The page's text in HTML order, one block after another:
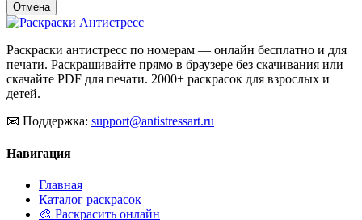
Отмена
Раскраски антистресс по номерам — онлайн бесплатно и для
печати. Раскрашивайте прямо в браузере без скачивания или
скачайте PDF для печати. 2000+ раскрасок для взрослых и
детей.
📧 Поддержка: support@antistressart.ru
Навигация
Главная
Каталог раскрасок
🎨 Раскрасить онлайн